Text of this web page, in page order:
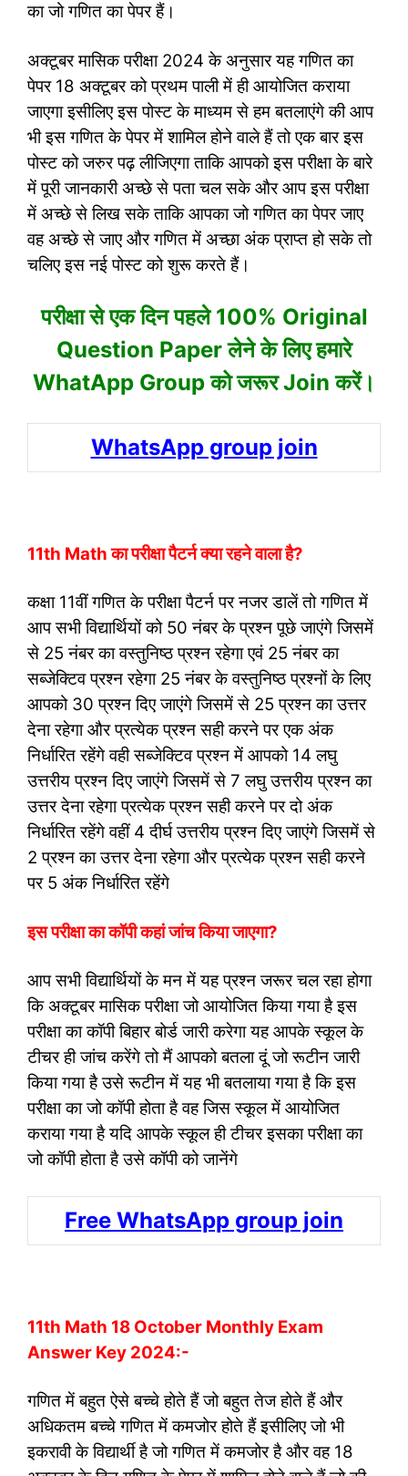
का जो गणित का पेपर हैं।
अक्टूबर मासिक परीक्षा 2024 के अनुसार यह गणित का
पेपर 18 अक्टूबर को प्रथम पाली में ही आयोजित कराया
जाएगा इसीलिए इस पोस्ट के माध्यम से हम बतलाएंगे की आप
भी इस गणित के पेपर में शामिल होने वाले हैं तो एक बार इस
पोस्ट को जरुर पढ़ लीजिएगा ताकि आपको इस परीक्षा के बारे
में पूरी जानकारी अच्छे से पता चल सके और आप इस परीक्षा
में अच्छे से लिख सके ताकि आपका जो गणित का पेपर जाए
वह अच्छे से जाए और गणित में अच्छा अंक प्राप्त हो सके तो
चलिए इस नई पोस्ट को शुरू करते हैं।
परीक्षा से एक दिन पहले 100% Original
Question Paper लेने के लिए हमारे
WhatApp Group को जरूर Join करें।
WhatsApp group join
11th Math का परीक्षा पैटर्न क्या रहने वाला है?
कक्षा 11वीं गणित के परीक्षा पैटर्न पर नजर डालें तो गणित में
आप सभी विद्यार्थियों को 50 नंबर के प्रश्न पूछे जाएंगे जिसमें
से 25 नंबर का वस्तुनिष्ठ प्रश्न रहेगा एवं 25 नंबर का
सब्जेक्टिव प्रश्न रहेगा 25 नंबर के वस्तुनिष्ठ प्रश्नों के लिए
आपको 30 प्रश्न दिए जाएंगे जिसमें से 25 प्रश्न का उत्तर
देना रहेगा और प्रत्येक प्रश्न सही करने पर एक अंक
निर्धारित रहेंगे वही सब्जेक्टिव प्रश्न में आपको 14 लघु
उत्तरीय प्रश्न दिए जाएंगे जिसमें से 7 लघु उत्तरीय प्रश्न का
उत्तर देना रहेगा प्रत्येक प्रश्न सही करने पर दो अंक
निर्धारित रहेंगे वहीं 4 दीर्घ उत्तरीय प्रश्न दिए जाएंगे जिसमें से
2 प्रश्न का उत्तर देना रहेगा और प्रत्येक प्रश्न सही करने
पर 5 अंक निर्धारित रहेंगे
इस परीक्षा का कॉपी कहां जांच किया जाएगा?
आप सभी विद्यार्थियों के मन में यह प्रश्न जरूर चल रहा होगा
कि अक्टूबर मासिक परीक्षा जो आयोजित किया गया है इस
परीक्षा का कॉपी बिहार बोर्ड जारी करेगा यह आपके स्कूल के
टीचर ही जांच करेंगे तो मैं आपको बतला दूं जो रूटीन जारी
किया गया है उसे रूटीन में यह भी बतलाया गया है कि इस
परीक्षा का जो कॉपी होता है वह जिस स्कूल में आयोजित
कराया गया है यदि आपके स्कूल ही टीचर इसका परीक्षा का
जो कॉपी होता है उसे कॉपी को जानेंगे
Free WhatsApp group join
11th Math 18 October Monthly Exam
Answer Key 2024:-
गणित में बहुत ऐसे बच्चे होते हैं जो बहुत तेज होते हैं और
अधिकतम बच्चे गणित में कमजोर होते हैं इसीलिए जो भी
इकरावी के विद्यार्थी है जो गणित में कमजोर है और वह 18